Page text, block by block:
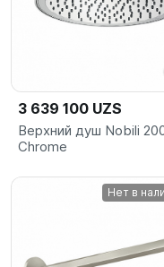
3 639 100 UZS
Верхний душ Nobili
Chrome
Нет в